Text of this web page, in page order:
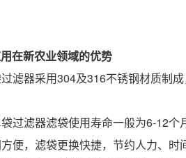
在新农业领域的优势
滤器采用304及316不锈钢材质制
过滤器滤袋使用寿命一般为6-12个
便，滤袋更换快捷，节约人力、时